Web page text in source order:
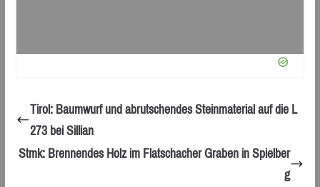
Tirol: Baumwurf und abrutschendes Steinmaterial auf die L
273 bei Sillian
Stmk: Brennendes Holz im Flatschacher Graben in Spielber
g